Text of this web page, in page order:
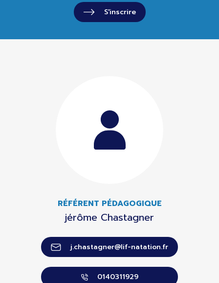
S'inscrire
RÉFÉRENT PÉDAGOGIQUE
jérôme Chastagner
j.chastagner@lif-natation.fr
0140311929